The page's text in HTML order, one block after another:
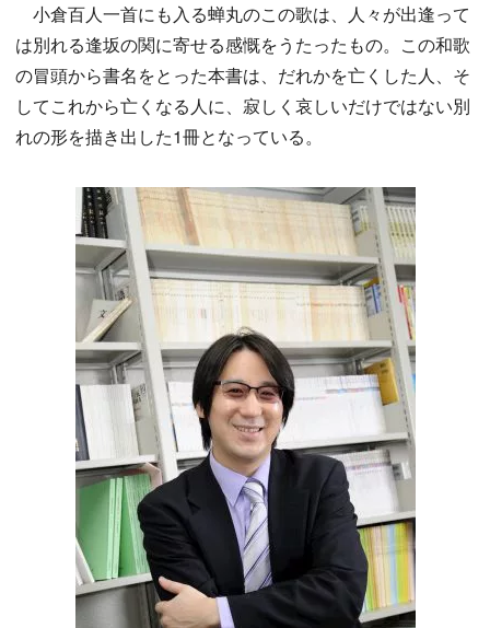
小倉百人一首にも入る蝉丸のこの歌は、人々が出逢って
は別れる逢坂の関に寄せる感慨をうたったもの。この和歌
の冒頭から書名をとった本書は、だれかを亡くした人、そ
してこれから亡くなる人に、寂しく哀しいだけではない別
れの形を描き出した1冊となっている。